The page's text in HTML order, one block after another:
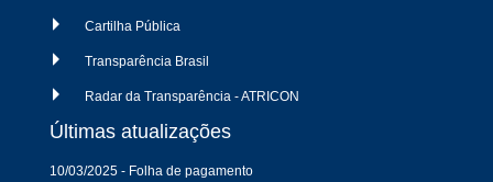
Cartilha Pública
Transparência Brasil
Radar da Transparência - ATRICON
Últimas atualizações
10/03/2025 - Folha de pagamento